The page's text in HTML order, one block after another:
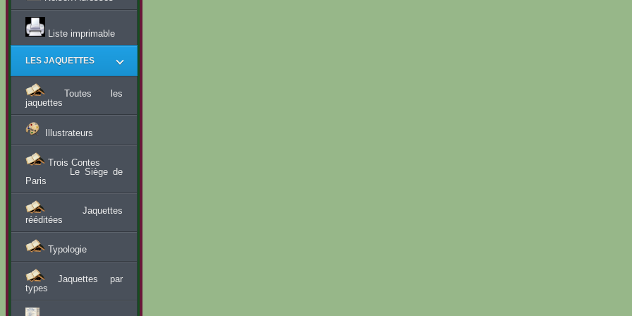
Liste imprimable
LES JAQUETTES
Toutes les
jaquettes
Illustrateurs
Trois Contes
Le Siège de
Paris
Jaquettes
rééditées
Typologie
Jaquettes par
types